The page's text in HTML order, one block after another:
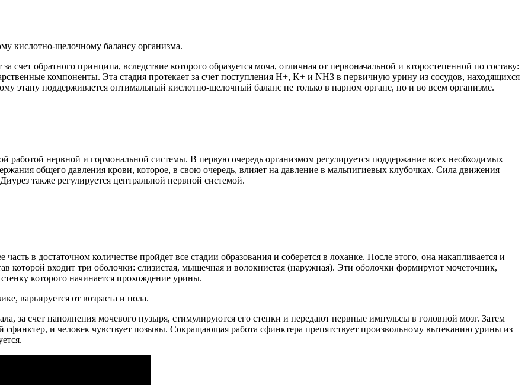
кислотно-щелочному балансу организма.
счет обратного принципа, вследствие которого образуется моча, отличная от первоначальной и второстепенной по составу:
компоненты. Эта стадия протекает за счет поступления H+, K+ и NH3 в первичную урину из сосудов, находящихся
этапу поддерживается оптимальный кислотно-щелочный баланс не только в парном органе, но и во всем организме.
работой нервной и гормональной системы. В первую очередь организмом регулируется поддержание всех необходимых
общего давления крови, которое, в свою очередь, влияет на давление в мальпигиевых клубочках. Сила движения
также регулируется центральной нервной системой.
в достаточном количестве пройдет все стадии образования и соберется в лоханке. После этого, она накапливается и
которой входит три оболочки: слизистая, мышечная и волокнистая (наружная). Эти оболочки формируют мочеточник,
которого начинается прохождение урины.
варьируется от возраста и пола.
за счет наполнения мочевого пузыря, стимулируются его стенки и передают нервные импульсы в головной мозг. Затем
сфинктер, и человек чувствует позывы. Сокращающая работа сфинктера препятствует произвольному вытеканию урины из